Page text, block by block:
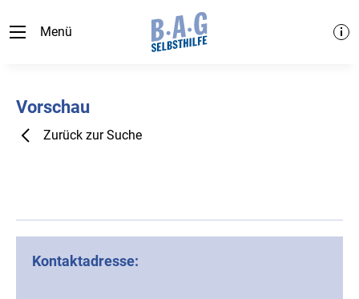
Menü
Vorschau
Zurück zur Suche
Kontaktadresse: